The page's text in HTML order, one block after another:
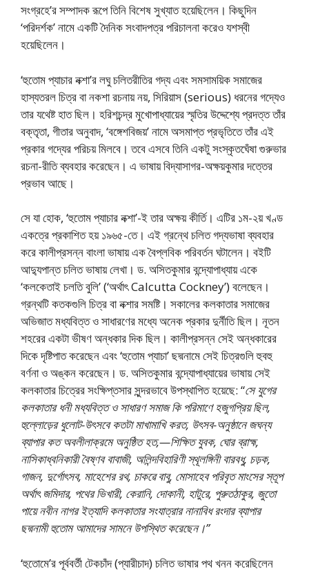
সংগ্রহে’র সম্পাদক রূপে তিনি বিশেষ সুখ্যাত হয়েছিলেন। কিছুদিন
‘পরিদর্শক’ নামে একটি দৈনিক সংবাদপত্র পরিচালনা করেও যশস্বী
হয়েছিলেন।
‘হুতোম প্যাচার নক্শা’র লঘু চলিতরীতির গদ্য এবং সমসাময়িক সমাজের
হাস্যতরল চিত্র বা নকশা রচনায় নয়, সিরিয়াস (serious) ধরনের গদ্যেও
তার যথেষ্ট হাত ছিল। হরিশচন্দ্র মুখোপাধ্যায়ের স্মৃতির উদ্দেশ্যে প্রদত্ত তাঁর
বক্তৃতা, গীতার অনুবাদ, ‘বঙ্গেশবিজয়’ নামে অসমাপ্ত প্রভৃতিতে তাঁর এই
প্রকার গদ্যের পরিচয় মিলবে। তবে এসবে তিনি একটু সংস্কৃতঘেঁষা গুরুভার
রচনা-রীতি ব্যবহার করেছেন। এ ভাষায় বিদ্যাসাগর-অক্ষয়কুমার দত্তের
প্রভাব আছে।
সে যা হোক, ‘হুতোম প্যাচার নক্শা’-ই তার অক্ষয় কীর্তি। এটির ১ম-২য় খণ্ড
একত্রে প্রকাশিত হয় ১৯৬৫-তে। এই গ্রন্থে চলিত গদ্যভাষা ব্যবহার
করে কালীপ্রসন্ন বাংলা ভাষায় এক বৈপ্লবিক পরিবর্তন ঘটালেন। বইটি
আদ্যুপান্ত চলিত ভাষায় লেখা। ড. অসিতকুমার বন্দ্যোপাধ্যায় একে
‘কলকেতাই চলতি বুলি’ (‘অর্থাৎ Calcutta Cockney’) বলেছেন।
গ্রন্থটি কতকগুলি চিত্র বা নক্শার সমষ্টি। সকালের কলকাতার সমাজের
অভিজাত মধ্যবিত্ত ও সাধারণের মধ্যে অনেক প্রকার দুর্নীতি ছিল। নূতন
শহরের একটা ভীষণ অন্ধকার দিক ছিল। কালীপ্রসন্ন সেই অন্ধকারের
দিকে দৃষ্টিপাত করেছেন এবং ‘হুতোম প্যাচা’ ছদ্মনামে সেই চিত্রগুলি হুবহু
বর্ণনা ও অঙ্কন করেছেন। ড. অসিতকুমার বন্দ্যোপাধ্যায়ের ভাষায় সেই
কলকাতার চিত্রের সংক্ষিপ্তসার সুন্দরভাবে উপস্থাপিত হয়েছে: “সে যুগের
কলকাতার ধনী মধ্যবিত্ত ও সাধারণ সমাজ কি পরিমাণে হজুগপ্রিয় ছিল,
হুল্লোড়ের ধুলোট-উৎসবে কতটা মাখামাখি করত, উৎসব-অনুষ্ঠানে জঘন্য
ব্যাপার কত অবলীলাক্রমে অনুষ্ঠিত হত,—শিক্ষিত যুবক, ঘোর ব্রাহ্ম,
নাসিকাধ্বনিকারী বৈষ্ণব বাবাজী, অলিন্দবিহারিণী স্থূলঙ্গিনী বারবধু, চড়ক,
গাজন, দুর্গোৎসব, মাহেশের রথ, চাকৱে বাবু, মোসাহেব পরিবৃত মাংসের স্তূপ
অর্থাৎ জমিদার, পথের ভিখারী, কেরানি, দোকানী, হাটুরে, পুরুতঠাকুর, জুতো
পায়ে নবীন নাগর ইত্যাদি কলকাতার সংযাত্রার নানাবিধ রংদার ব্যাপার
ছদ্মনামী হুতোম আমাদের সামনে উপস্থিত করেছেন।”
‘হুতোমে’র পূর্ববর্তী টেকচাঁদ (প্যারীচাদ) চলিত ভাষার পথ খনন করেছিলেন